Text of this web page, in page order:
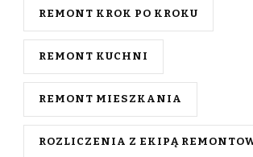
REMONT KROK PO KROKU
REMONT KUCHNI
REMONT MIESZKANIA
ROZLICZENIA Z EKIPĄ